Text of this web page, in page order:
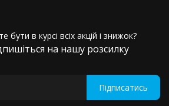
бути в курсі всіх акцій і знижок?
на нашу розсилку
Підписатись